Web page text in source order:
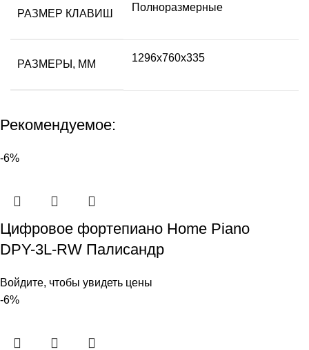
РАЗМЕР КЛАВИШ
Полноразмерные
РАЗМЕРЫ, ММ
1296x760x335
Рекомендуемое:
-6%
Цифровое фортепиано Home Piano
DPY-3L-RW Палисандр
Войдите, чтобы увидеть цены
-6%